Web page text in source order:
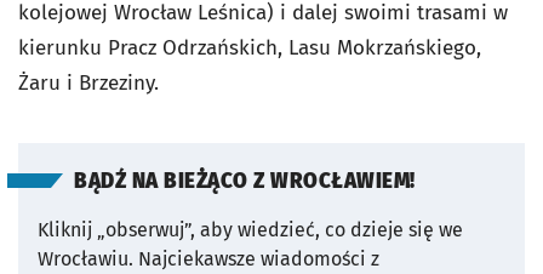
kolejowej Wrocław Leśnica) i dalej swoimi trasami w
kierunku Pracz Odrzańskich, Lasu Mokrzańskiego,
Żaru i Brzeziny.
BĄDŹ NA BIEŻĄCO Z WROCŁAWIEM!
Kliknij „obserwuj”, aby wiedzieć, co dzieje się we
Wrocławiu. Najciekawsze wiadomości z